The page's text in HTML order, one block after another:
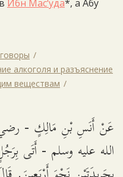
Ибн Мас‘уда*, а Абу
алкоголя и разъяснение
веществам
عَنْ أَنَسِ بْنِ مَالِكٍ - رضي
الله عليه وسلم - أَتَى